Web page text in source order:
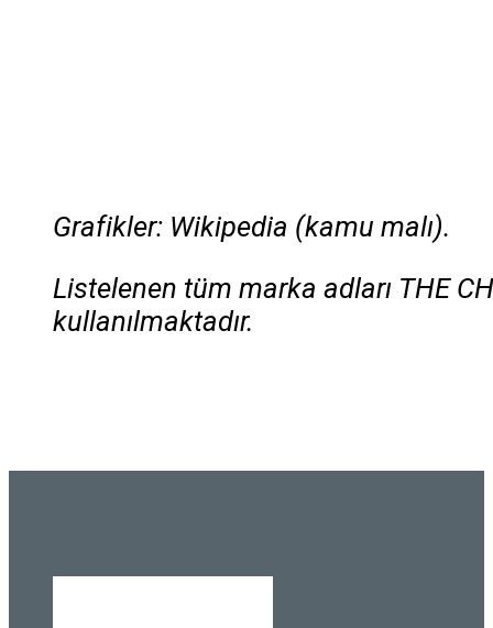
Grafikler: Wikipedia (kamu malı).
Listelenen tüm marka adları THE
kullanılmaktadır.